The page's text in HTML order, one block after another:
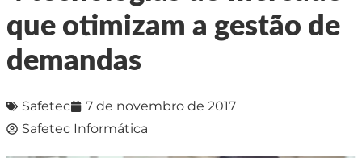
que otimizam a gestão de
demandas
Safetec
7 de novembro de 2017
Safetec Informática